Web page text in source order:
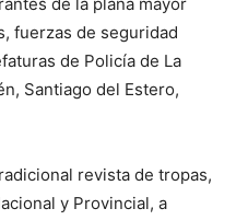
fuerzas de seguridad
de Policía de La
Santiago del Estero,
revista de tropas,
y Provincial, a